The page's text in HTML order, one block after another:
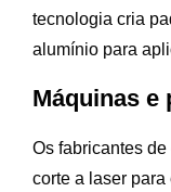
tecnologia cria
alumínio para
Máquinas e
Os fabricantes
corte a laser